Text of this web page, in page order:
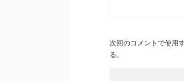
次回のコメントで使用
る。